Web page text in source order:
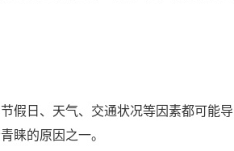
假日、天气、交通状况等因素都可能导
睐的原因之一。